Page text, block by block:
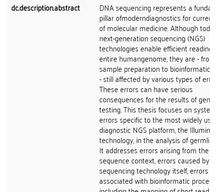
dc.description.abstract
DNA sequencing represents a
pillar ofmoderndiagnostics for
of molecular medicine. Although
next-generation sequencing (NGS)
technologies enable efficient reading
entire humangenome, they are - from
sample preparation to bioinformatic
- still affected by various types of
These errors can have serious
consequences for the results of
testing. This thesis focuses on
errors specific to the most widely
diagnostic NGS platform, the Illumina
technology, in the analysis of
It addresses errors arising from the
sequence context, errors caused by
sequencing technology itself, errors
associated with bioinformatic